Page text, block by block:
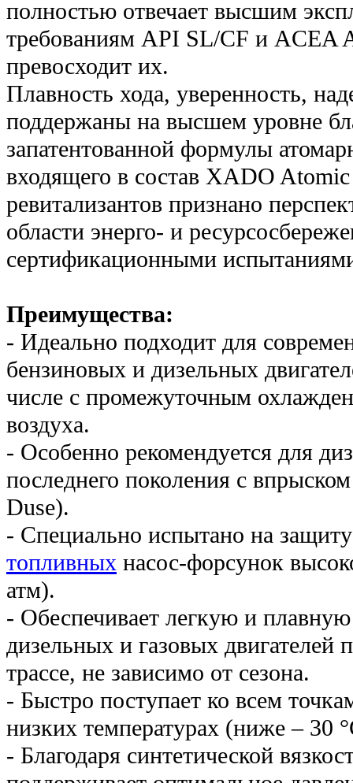
полностью отвечает высшим
требованиям API SL/CF и ACEA
превосходит их.
Плавность хода, уверенность,
поддержаны на высшем уровне
запатентованной формулы
входящего в состав XADO
ревитализантов признано
области энерго- и
сертификационными
Преимущества:
- Идеально подходит для
бензиновых и дизельных
числе с промежуточным
воздуха.
- Особенно рекомендуется для
последнего поколения с
Duse).
- Специально испытано на
топливных насос-форсунок
атм).
- Обеспечивает легкую и
дизельных и газовых двигателей
трассе, не зависимо от сезона.
- Быстро поступает ко всем
низких температурах (ниже – 30
- Благодаря синтетической